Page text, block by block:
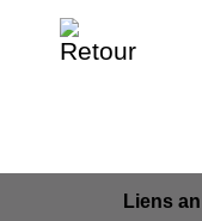
Liens